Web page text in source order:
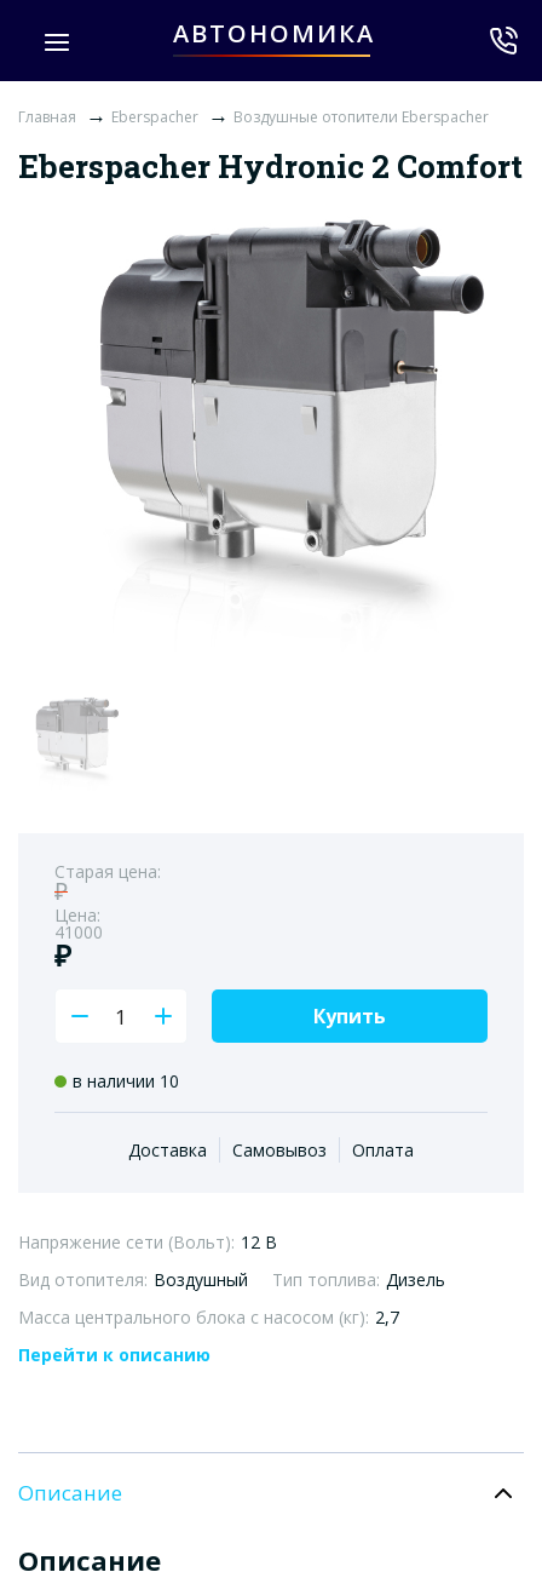
АВТОНОМИКА
Главная → Eberspacher → Воздушные отопители Eberspacher
Eberspacher Hydronic 2 Comfort
Напряжение сети (Вольт): 12 В
Вид отопителя: Воздушный Тип топлива: Дизель
Масса центрального блока с насосом (кг): 2,7
Перейти к описанию
Старая цена:
₽
Цена:
41000
₽
Купить
в наличии 10
Доставка Самовывоз Оплата
Описание
Описание